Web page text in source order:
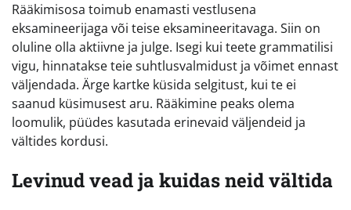
Rääkimisosa toimub enamasti vestlusena
eksamineerijaga või teise eksamineeritavaga. Siin on
oluline olla aktiivne ja julge. Isegi kui teete grammatilisi
vigu, hinnatakse teie suhtlusvalmidust ja võimet ennast
väljendada. Ärge kartke küsida selgitust, kui te ei
saanud küsimusest aru. Rääkimine peaks olema
loomulik, püüdes kasutada erinevaid väljendeid ja
vältides kordusi.
Levinud vead ja kuidas neid vältida